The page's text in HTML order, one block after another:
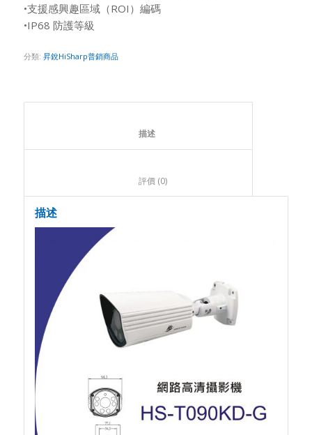
•支援感興趣區域（ROI）編碼
•IP68 防護等級
分類: 昇銳HiSharp普銷商品
						描述
						評價 (0)
描述